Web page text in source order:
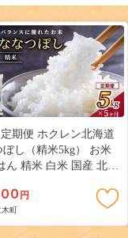
期便 ホクレン北海道
ぼし（精米5kg） お米
ん 精米 白米 国産 北海
円
木町